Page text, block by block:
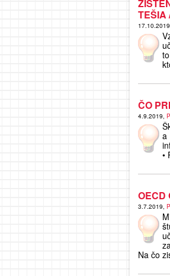
TEŠIA
ČO
4.9.2019,
a
•
OECD
3.7.2019,
Na čo